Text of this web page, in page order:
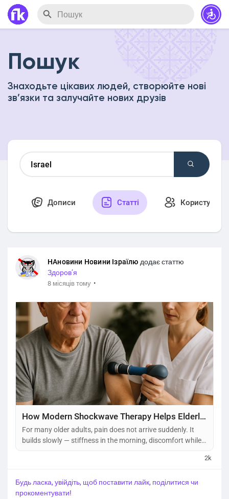
Пошук
Знаходьте цікавих людей, створюйте нові
зв’язки та залучайте нових друзів
Дописи Статті Користувачі
НАновини Новини Ізраїлю додає статтю
Здоровʼя
8 місяців тому ·
How Modern Shockwave Therapy Helps Elderly Patients in Israel
For many older adults, pain does not arrive suddenly. It
builds slowly — stiffness in the morning, discomfort while
walking, aching joints after simple daily tasks. Over time,
increasingly challenge this assumption, offering non-
surgical solutions that help elderly...
2k
Будь ласка, увійдіть, щоб поставити лайк, поділитися чи
прокоментувати!